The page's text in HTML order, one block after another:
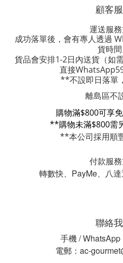
顧客
運送服
成功落單後，會有專人透過
貨時間
貨品會安排1-2日內送貨（如
直接
**不設即日落單
離島區不
購物滿$800可享免
**購物未滿$800需
**本公司採用順
付款服
轉數快、PayMe、八
聯絡
手機 /
電郵：ac-